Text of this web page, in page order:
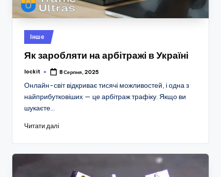
Опубліковано
у
Інше
Як заробляти на арбітражі в Україні
Опубліковано
lockit 8 Серпня, 2025
Онлайн-світ відкриває тисячі можливостей, і одна з
найприбутковіших — це арбітраж трафіку. Якщо ви
шукаєте…
Читати далі